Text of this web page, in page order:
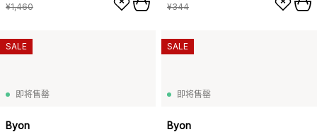
¥1,460 ¥344
即将售罄
Byon
SALE
即将售罄
Byon
SALE